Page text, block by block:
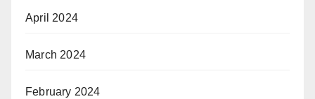
April 2024
March 2024
February 2024